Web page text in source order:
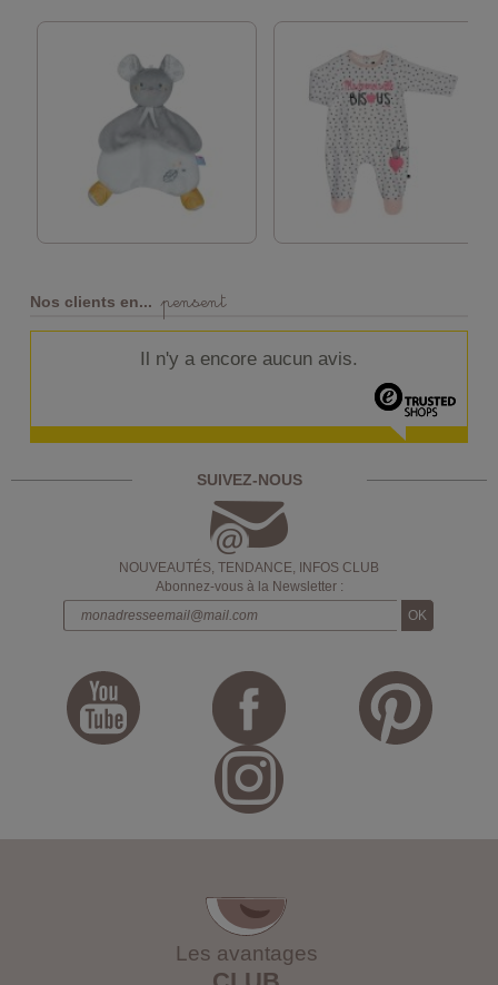
Nos clients en... pensent
Il n'y a encore aucun avis.
SUIVEZ-NOUS
NOUVEAUTÉS, TENDANCE, INFOS CLUB
Abonnez-vous à la Newsletter :
Les avantages